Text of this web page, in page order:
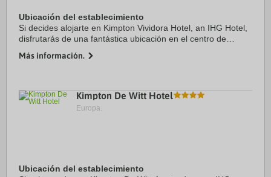
Ubicación del establecimiento
Si decides alojarte en Kimpton Vividora Hotel, an IHG Hotel,
disfrutarás de una fantástica ubicación en el centro de
Catedral de Barcelona. Además, este ...
Más información.
Kimpton De Witt Hotel
Europa.
Ubicación del establecimiento